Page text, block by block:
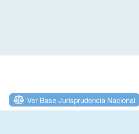
Ver Base Jurisprudencia Nacional